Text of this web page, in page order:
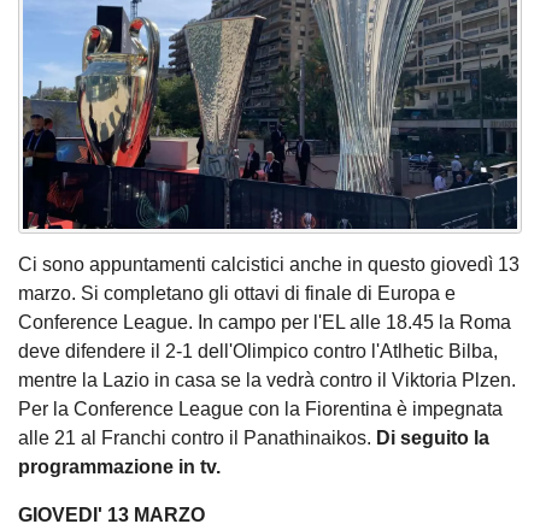
Ci sono appuntamenti calcistici anche in questo giovedì 13
marzo. Si completano gli ottavi di finale di Europa e
Conference League. In campo per l'EL alle 18.45 la Roma
deve difendere il 2-1 dell'Olimpico contro l'Atlhetic Bilba,
mentre la Lazio in casa se la vedrà contro il Viktoria Plzen.
Per la Conference League con la Fiorentina è impegnata
alle 21 al Franchi contro il Panathinaikos. Di seguito la
programmazione in tv.
GIOVEDI' 13 MARZO